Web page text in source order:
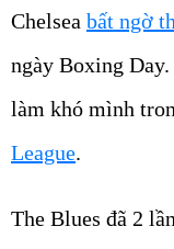
Chelsea bất ngờ
ngày Boxing
làm khó mình
League.
The Blues đã 2